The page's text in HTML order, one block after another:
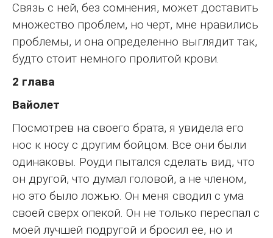
Связь с ней, без сомнения, может доставить
множество проблем, но черт, мне нравились
проблемы, и она определенно выглядит так,
будто стоит немного пролитой крови.
2 глава
Вайолет
Посмотрев на своего брата, я увидела его
нос к носу с другим бойцом. Все они были
одинаковы. Роуди пытался сделать вид, что
он другой, что думал головой, а не членом,
но это было ложью. Он меня сводил с ума
своей сверх опекой. Он не только переспал с
моей лучшей подругой и бросил ее, но и